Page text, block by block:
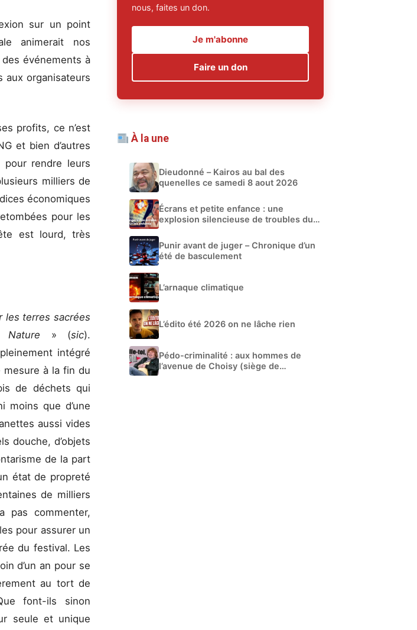
sur un point
animerait nos
événements à
aux organisateurs
profits, ce n’est
et bien d’autres
rendre leurs
milliers de
économiques
pour les
est lourd, très
les terres sacrées
Nature » (sic).
intégré
à la fin du
de déchets qui
moins que d’une
aussi vides
douche, d’objets
de la part
état de propreté
de milliers
pas commenter,
pour assurer un
du festival. Les
d’un an pour se
au tort de
font-ils sinon
seule et unique
nous, faites un don.
Je m'abonne
Faire un don
À la une
Dieudonné – Kairos au bal des
quenelles ce samedi 8 aout 2026
Écrans et petite enfance : une
explosion silencieuse de troubles du
Punir avant de juger – Chronique d’un
été de basculement
L’arnaque climatique
L’édito été 2026 on ne lâche rien
Pédo-criminalité : aux hommes de
l’avenue de Choisy (siège de